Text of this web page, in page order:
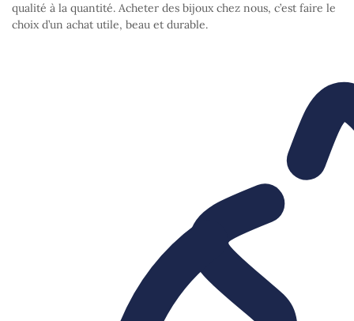
qualité à la quantité. Acheter des bijoux chez nous, c’est faire le
choix d’un achat utile, beau et durable.